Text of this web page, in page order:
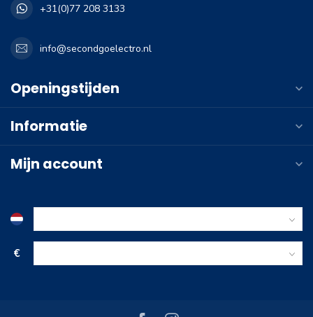
+31(0)77 208 3133
info@secondgoelectro.nl
Openingstijden
Informatie
Mijn account
€